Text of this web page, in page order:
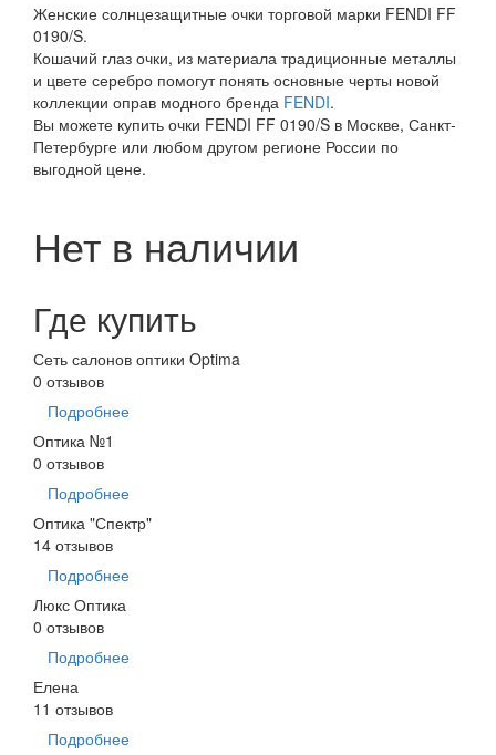
Женские солнцезащитные очки торговой марки FENDI FF
0190/S.
Кошачий глаз очки, из материала традиционные металлы
и цвете серебро помогут понять основные черты новой
коллекции оправ модного бренда FENDI.
Вы можете купить очки FENDI FF 0190/S в Москве, Санкт-
Петербурге или любом другом регионе России по
выгодной цене.
Нет в наличии
Где купить
Сеть салонов оптики Optima
0 отзывов
Подробнее
Оптика №1
0 отзывов
Подробнее
Оптика "Спектр"
14 отзывов
Подробнее
Люкс Оптика
0 отзывов
Подробнее
Елена
11 отзывов
Подробнее